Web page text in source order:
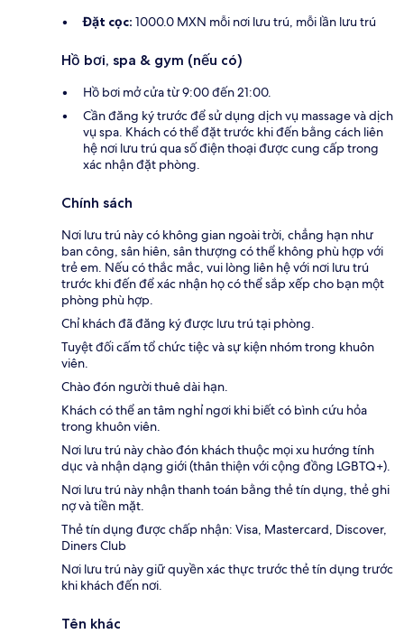
Đặt cọc: 1000.0 MXN mỗi nơi lưu trú, mỗi lần lưu trú
Hồ bơi, spa & gym (nếu có)
Hồ bơi mở cửa từ 9:00 đến 21:00.
Cần đăng ký trước để sử dụng dịch vụ massage và dịch
vụ spa. Khách có thể đặt trước khi đến bằng cách liên
hệ nơi lưu trú qua số điện thoại được cung cấp trong
xác nhận đặt phòng.
Chính sách
Nơi lưu trú này có không gian ngoài trời, chẳng hạn như
ban công, sân hiên, sân thượng có thể không phù hợp với
trẻ em. Nếu có thắc mắc, vui lòng liên hệ với nơi lưu trú
trước khi đến để xác nhận họ có thể sắp xếp cho bạn một
phòng phù hợp.
Chỉ khách đã đăng ký được lưu trú tại phòng.
Tuyệt đối cấm tổ chức tiệc và sự kiện nhóm trong khuôn
viên.
Chào đón người thuê dài hạn.
Khách có thể an tâm nghỉ ngơi khi biết có bình cứu hỏa
trong khuôn viên.
Nơi lưu trú này chào đón khách thuộc mọi xu hướng tính
dục và nhận dạng giới (thân thiện với cộng đồng LGBTQ+).
Nơi lưu trú này nhận thanh toán bằng thẻ tín dụng, thẻ ghi
nợ và tiền mặt.
Thẻ tín dụng được chấp nhận: Visa, Mastercard, Discover,
Diners Club
Nơi lưu trú này giữ quyền xác thực trước thẻ tín dụng trước
khi khách đến nơi.
Tên khác